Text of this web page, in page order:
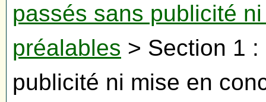
passés sans publicité
préalables > Section 1
publicité ni mise en